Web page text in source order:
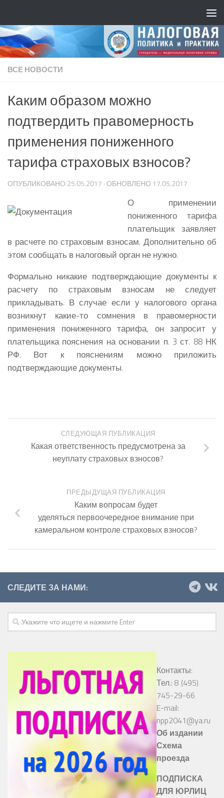
ВСЕ НОВОСТИ
Каким образом можно
подтвердить правомерность
применения пониженного
тарифа страховых взносов?
ОПУБЛИКОВАНО 25.05.2017 · ОБНОВЛЕНО 17.05.2017
О применении
пониженного тарифа
плательщик заявляет
в расчете по страховым взносам. Дополнительно об
этом сообщать в налоговый орган не нужно.
Формально никакие подтверждающие документы к
расчету по страховым взносам не следует
прикладывать. В случае если у налогового органа
возникнут какие-то сомнения в правомерности
применения пониженного тарифа, он запросит у
плательщика пояснения на основании п. 3 ст. 88 НК
РФ. Вот к пояснениям можно приложить
подтверждающие документы.
СЛЕДУЮЩАЯ ПУБЛИКАЦИЯ
Какая ответственность предусмотрена за
неуплату страховых взносов?
ПРЕДЫДУЩАЯ ПУБЛИКАЦИЯ
Каким вопросам будет
уделяться первоочередное внимание при
камеральном контроле страховых взносов?
СЛЕДИТЕ ЗА НАМИ:
Контакты:
Тел.: 8 (495)
745-29-66
E-mail:
npp2041@ya.ru
Об издании
Схема
проезда
ПОДПИСКА
ДЛЯ ЮРЛИЦ